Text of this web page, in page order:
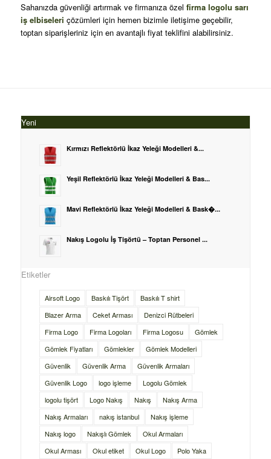
Sahanızda güvenliği artırmak ve firmanıza özel firma logolu sarı
iş elbiseleri çözümleri için hemen bizimle iletişime geçebilir,
toptan siparişleriniz için en avantajlı fiyat teklifini alabilirsiniz.
Yeni
Kırmızı Reflektörlü İkaz Yeleği Modelleri &...
Yeşil Reflektörlü İkaz Yeleği Modelleri & Bas...
Mavi Reflektörlü İkaz Yeleği Modelleri & Bask�...
Nakış Logolu İş Tişörtü – Toptan Personel ...
Etiketler
Airsoft Logo Baskılı Tişört
Baskılı T shirt
Blazer Arma
Ceket Arması
Denizci Rütbeleri
Firma Logo
Firma Logoları Firma Logosu
Gömlek
Gömlek Fiyatları
Gömlekler
Gömlek Modelleri
Güvenlik
Güvenlik Arma
Güvenlik Armaları
Güvenlik Logo
logo işleme
Logolu Gömlek
logolu tişört
Logo Nakış Nakış
Nakış Arma
Nakış Armaları
nakış istanbul
Nakış işleme
Nakış logo
Nakışlı Gömlek
Okul Armaları
Okul Arması
Okul etiket Okul Logo Polo Yaka